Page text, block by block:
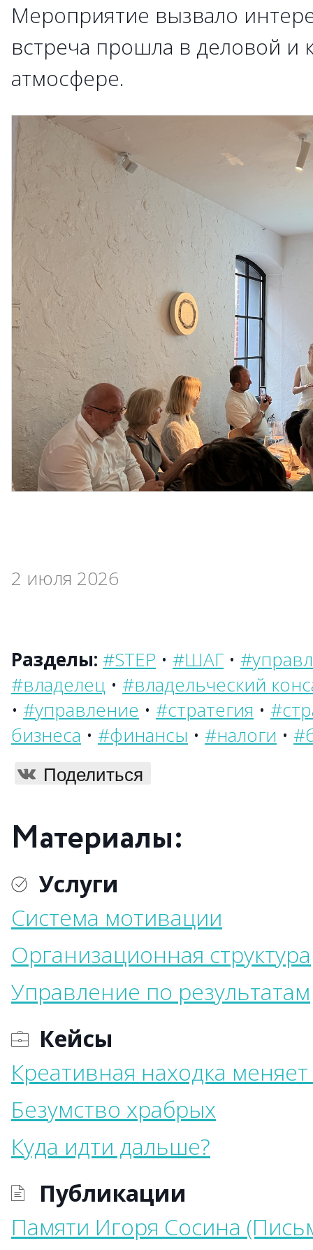
Мероприятие вызвало
встреча прошла в деловой и
атмосфере.
2 июля 2026
Разделы: #STEP • #ШАГ •
#владелец • #владельческий
• #управление • #стратегия •
бизнеса • #финансы • #налоги •
Поделиться
Материалы:
Услуги
Система мотивации
Организационная структура
Управление по результатам
Кейсы
Креативная находка
Безумство храбрых
Куда идти дальше?
Публикации
Памяти Игоря Сосина